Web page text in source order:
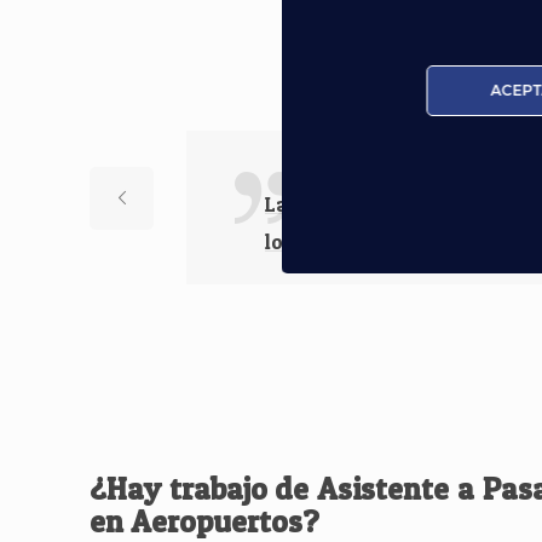
Nuestros
Las ganas de enseñar lo
los profesores.
¿Hay trabajo de Asistente a
en Aeropuertos?